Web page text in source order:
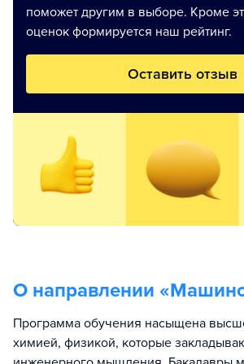
поможет другим в выборе. Кроме
оценок формируется наш рейтинг.
Оставить отзыв
О направлении «
Программа обучения насыщена
химией, физикой, которые